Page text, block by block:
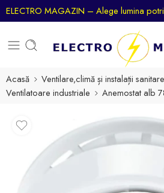
ELECTRO MAGAZIN – Alege lumina
Acasă Ventilare,climă și instalații sanitare
Ventilatoare industriale
Anemostat alb